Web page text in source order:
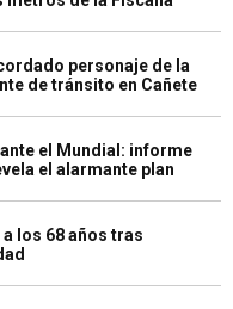
personaje de la
de tránsito en Cañete
el Mundial: informe
el alarmante plan
los 68 años tras